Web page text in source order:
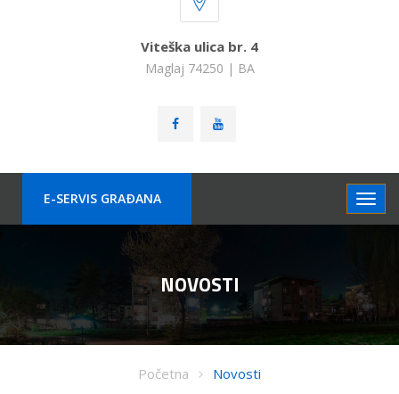
Viteška ulica br. 4
Maglaj 74250 | BA
E-SERVIS GRAÐANA
NOVOSTI
Početna Novosti